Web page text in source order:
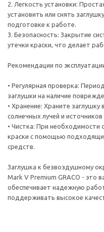
2. Легкость установки:
установить или снять
подготовке к работе.
3. Безопасность: Закрытие
утечки краски, что делает
Рекомендации по
• Регулярная проверка:
заглушки на наличие
• Хранение: Храните
солнечных лучей и источников
• Чистка: При необходимости
краски с помощью
средств.
Заглушка к безвоздушному
Mark V Premium GRACO - это
обеспечивает надежную
поддерживать высокое